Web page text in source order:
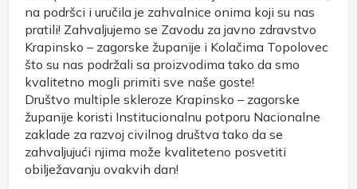
na podršci i uručila je zahvalnice onima koji su nas
pratili! Zahvaljujemo se Zavodu za javno zdravstvo
Krapinsko – zagorske županije i Kolačima Topolovec
što su nas podržali sa proizvodima tako da smo
kvalitetno mogli primiti sve naše goste!
Društvo multiple skleroze Krapinsko – zagorske
županije koristi Institucionalnu potporu Nacionalne
zaklade za razvoj civilnog društva tako da se
zahvaljujući njima može kvaliteteno posvetiti
obilježavanju ovakvih dan!